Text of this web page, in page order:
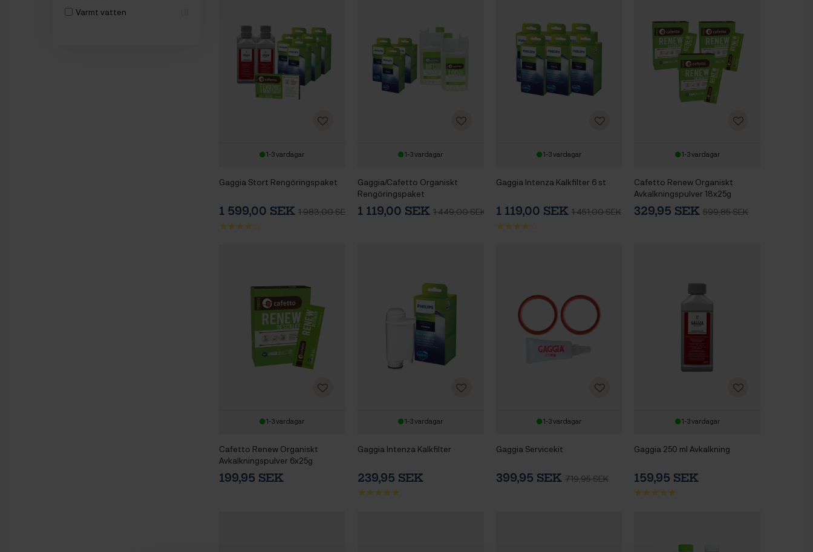
Varmt vatten
1-3 vardagar
Gaggia Stort Rengöringspaket
1 599,00 SEK 1 983,00 SEK
1-3 vardagar
Gaggia/Cafetto Organiskt
Rengöringspaket
1 119,00 SEK 1 449,00 SEK
1-3 vardagar
Gaggia Intenza Kalkfilter 6 st
1 119,00 SEK 1 451,00 SEK
1-3 vardagar
Cafetto Renew Organiskt
Avkalkningspulver 18x25g
329,95 SEK599,85 SEK
1-3 vardagar
Cafetto Renew Organiskt
Avkalkningspulver 6x25g
199,95 SEK
1-3 vardagar
Gaggia Intenza Kalkfilter
239,95 SEK
1-3 vardagar
Gaggia Servicekit
399,95 SEK 719,95 SEK
1-3 vardagar
Gaggia 250 ml Avkalkning
159,95 SEK